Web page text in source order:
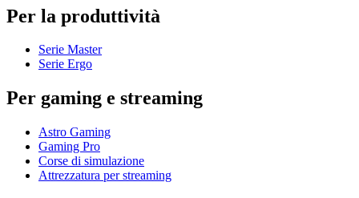
Per la produttività
Serie Master
Serie Ergo
Per gaming e streaming
Astro Gaming
Gaming Pro
Corse di simulazione
Attrezzatura per streaming